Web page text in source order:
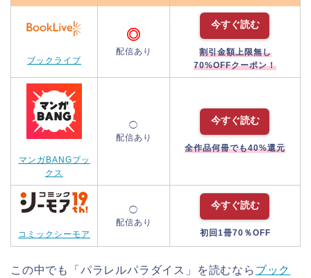
ブックライブ
◎
配信あり
今すぐ読む
割引金額上限無し
70%OFFクーポン！
マンガBANGブッ
クス
◯
配信あり
今すぐ読む
全作品何冊でも40%還元
コミックシーモア
◯
配信あり
今すぐ読む
初回1冊70％OFF
この中でも「パラレルパラダイス」を読むなら ブック